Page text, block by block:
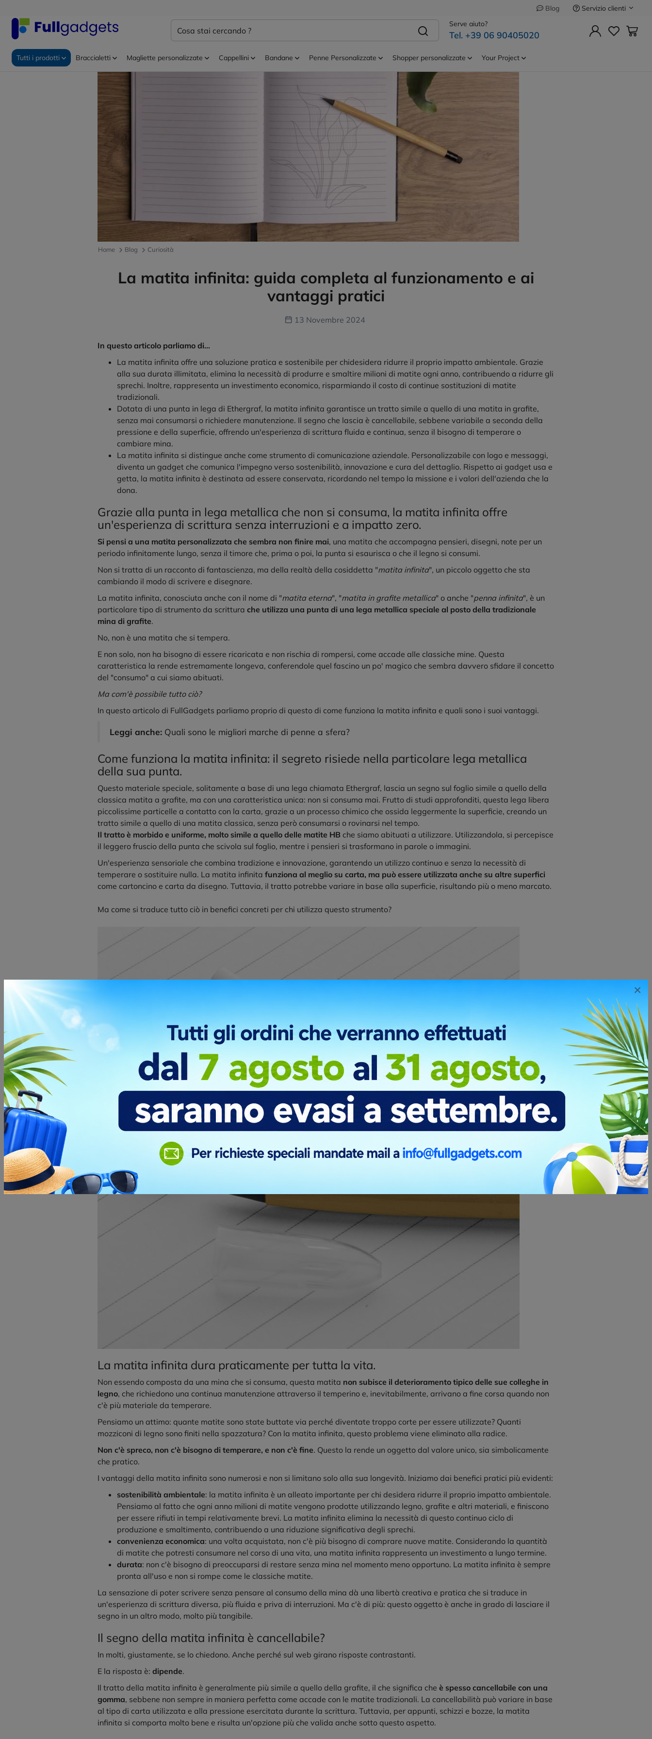
×
Blog
Servizio clienti
Serve aiuto?
Tel. +39 06 90405020
Tutti i prodotti Braccialetti Magliette personalizzate Cappellini Bandane Penne Personalizzate Shopper personalizzate Your Project
Home Blog Curiosità
La matita infinita: guida completa al funzionamento e ai
vantaggi pratici
13 Novembre 2024
In questo articolo parliamo di...
La matita infinita offre una soluzione pratica e sostenibile per chidesidera ridurre il proprio impatto ambientale. Grazie
alla sua durata illimitata, elimina la necessità di produrre e smaltire milioni di matite ogni anno, contribuendo a ridurre gli
sprechi. Inoltre, rappresenta un investimento economico, risparmiando il costo di continue sostituzioni di matite
tradizionali.
Dotata di una punta in lega di Ethergraf, la matita infinita garantisce un tratto simile a quello di una matita in grafite,
senza mai consumarsi o richiedere manutenzione. Il segno che lascia è cancellabile, sebbene variabile a seconda della
pressione e della superficie, offrendo un'esperienza di scrittura fluida e continua, senza il bisogno di temperare o
cambiare mina.
La matita infinita si distingue anche come strumento di comunicazione aziendale. Personalizzabile con logo e messaggi,
diventa un gadget che comunica l'impegno verso sostenibilità, innovazione e cura del dettaglio. Rispetto ai gadget usa e
getta, la matita infinita è destinata ad essere conservata, ricordando nel tempo la missione e i valori dell'azienda che la
dona.
Grazie alla punta in lega metallica che non si consuma, la matita infinita offre
un'esperienza di scrittura senza interruzioni e a impatto zero.
Si pensi a una matita personalizzata che sembra non finire mai, una matita che accompagna pensieri, disegni, note per un
periodo infinitamente lungo, senza il timore che, prima o poi, la punta si esaurisca o che il legno si consumi.
Non si tratta di un racconto di fantascienza, ma della realtà della cosiddetta "matita infinita", un piccolo oggetto che sta
cambiando il modo di scrivere e disegnare.
La matita infinita, conosciuta anche con il nome di "matita eterna", "matita in grafite metallica" o anche "penna infinita", è un
particolare tipo di strumento da scrittura che utilizza una punta di una lega metallica speciale al posto della tradizionale
mina di grafite.
No, non è una matita che si tempera.
E non solo, non ha bisogno di essere ricaricata e non rischia di rompersi, come accade alle classiche mine. Questa
caratteristica la rende estremamente longeva, conferendole quel fascino un po' magico che sembra davvero sfidare il concetto
del "consumo" a cui siamo abituati.
Ma com'è possibile tutto ciò?
In questo articolo di FullGadgets parliamo proprio di questo di come funziona la matita infinita e quali sono i suoi vantaggi.
Leggi anche: Quali sono le migliori marche di penne a sfera?
Come funziona la matita infinita: il segreto risiede nella particolare lega metallica
della sua punta.
Questo materiale speciale, solitamente a base di una lega chiamata Ethergraf, lascia un segno sul foglio simile a quello della
classica matita a grafite, ma con una caratteristica unica: non si consuma mai. Frutto di studi approfonditi, questa lega libera
piccolissime particelle a contatto con la carta, grazie a un processo chimico che ossida leggermente la superficie, creando un
tratto simile a quello di una matita classica, senza però consumarsi o rovinarsi nel tempo.
Il tratto è morbido e uniforme, molto simile a quello delle matite HBche siamo abituati a utilizzare. Utilizzandola, si percepisce
il leggero fruscio della punta che scivola sul foglio, mentre i pensieri si trasformano in parole o immagini.
Un'esperienza sensoriale che combina tradizione e innovazione, garantendo un utilizzo continuo e senza la necessità di
temperare o sostituire nulla. La matita infinita funziona al meglio su carta, ma può essere utilizzata anche su altre superfici
come cartoncino e carta da disegno. Tuttavia, il tratto potrebbe variare in base alla superficie, risultando più o meno marcato.
Ma come si traduce tutto ciò in benefici concreti per chi utilizza questo strumento?
La matita infinita dura praticamente per tutta la vita.
Non essendo composta da una mina che si consuma, questa matita non subisce il deterioramento tipico delle sue colleghe in
legno, che richiedono una continua manutenzione attraverso il temperino e, inevitabilmente, arrivano a fine corsa quando non
c'è più materiale da temperare.
Pensiamo un attimo: quante matite sono state buttate via perché diventate troppo corte per essere utilizzate? Quanti
mozziconi di legno sono finiti nella spazzatura? Con la matita infinita, questo problema viene eliminato alla radice.
Non c'è spreco, non c'è bisogno di temperare, e non c'è fine. Questo la rende un oggetto dal valore unico, sia simbolicamente
che pratico.
I vantaggi della matita infinita sono numerosi e non si limitano solo alla sua longevità. Iniziamo dai benefici pratici più evidenti:
sostenibilità ambientale: la matita infinita è un alleato importante per chi desidera ridurre il proprio impatto ambientale.
Pensiamo al fatto che ogni anno milioni di matite vengono prodotte utilizzando legno, grafite e altri materiali, e finiscono
per essere rifiuti in tempi relativamente brevi. La matita infinita elimina la necessità di questo continuo ciclo di
produzione e smaltimento, contribuendo a una riduzione significativa degli sprechi.
convenienza economica: una volta acquistata, non c'è più bisogno di comprare nuove matite. Considerando la quantità
di matite che potresti consumare nel corso di una vita, una matita infinita rappresenta un investimento a lungo termine.
durata: non c'è bisogno di preoccuparsi di restare senza mina nel momento meno opportuno. La matita infinita è sempre
pronta all'uso e non si rompe come le classiche matite.
La sensazione di poter scrivere senza pensare al consumo della mina dà una libertà creativa e pratica che si traduce in
un'esperienza di scrittura diversa, più fluida e priva di interruzioni. Ma c'è di più: questo oggetto è anche in grado di lasciare il
segno in un altro modo, molto più tangibile.
Il segno della matita infinita è cancellabile?
In molti, giustamente, se lo chiedono. Anche perché sul web girano risposte contrastanti.
E la risposta è: dipende.
Il tratto della matita infinita è generalmente più simile a quello della grafite, il che significa che è spesso cancellabile con una
gomma, sebbene non sempre in maniera perfetta come accade con le matite tradizionali. La cancellabilità può variare in base
al tipo di carta utilizzata e alla pressione esercitata durante la scrittura. Tuttavia, per appunti, schizzi e bozze, la matita
infinita si comporta molto bene e risulta un'opzione più che valida anche sotto questo aspetto.